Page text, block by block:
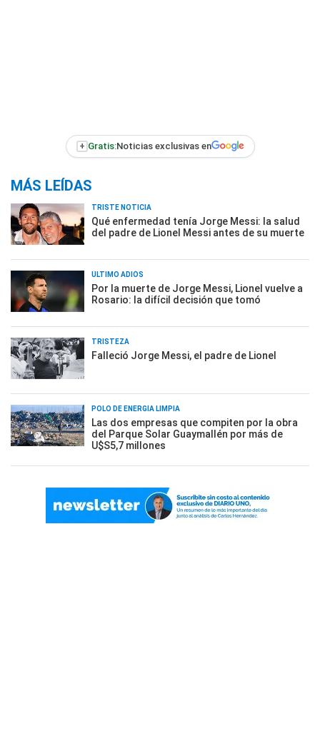
+ Gratis:Noticias exclusivas en
MÁS LEÍDAS
TRISTE NOTICIA
Qué enfermedad tenía Jorge Messi: la salud
del padre de Lionel Messi antes de su muerte
ÚLTIMO ADIÓS
Por la muerte de Jorge Messi, Lionel vuelve a
Rosario: la difícil decisión que tomó
TRISTEZA
Falleció Jorge Messi, el padre de Lionel
POLO DE ENERGÍA LIMPIA
Las dos empresas que compiten por la obra
del Parque Solar Guaymallén por más de
U$S5,7 millones